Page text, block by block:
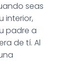
seas
interior,
padre a
de tí. Al